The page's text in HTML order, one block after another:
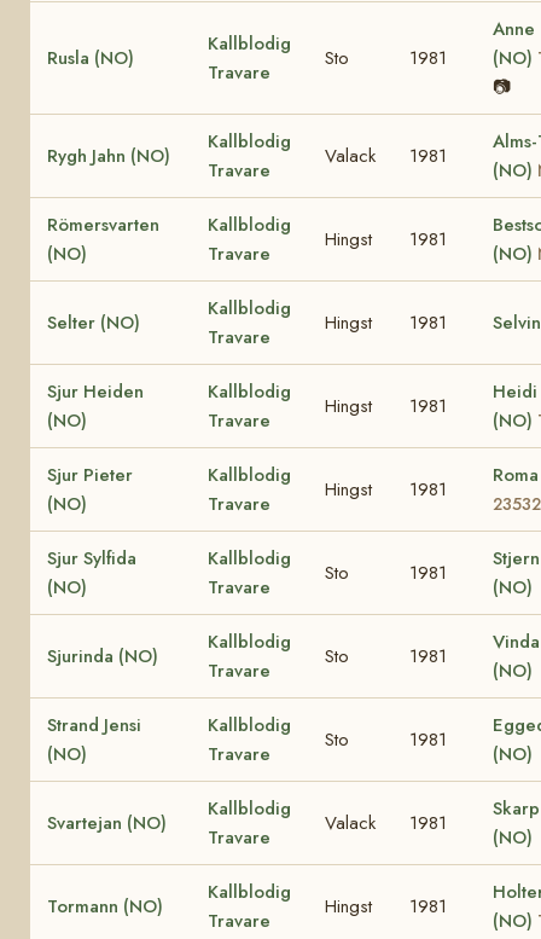
Rusla (NO)
Kallblodig
Travare
Sto 1981
Anne
(NO)
📷
Rygh Jahn (NO)
Kallblodig
Travare
Valack 1981
(NO)
Römersvarten
(NO)
Kallblodig
Travare
Hingst 1981
(NO)
Selter (NO)
Kallblodig
Travare
Hingst 1981
Sjur Heiden
(NO)
Kallblodig
Travare
Hingst 1981
Heidi
(NO)
Sjur Pieter
(NO)
Kallblodig
Travare
Hingst 1981
23532
Sjur Sylfida
(NO)
Kallblodig
Travare
Sto 1981
(NO)
Sjurinda (NO)
Kallblodig
Travare
Sto 1981
(NO)
Strand Jensi
(NO)
Kallblodig
Travare
Sto 1981
(NO)
Svartejan (NO)
Kallblodig
Travare
Valack 1981
(NO)
Tormann (NO)
Kallblodig
Travare
Hingst 1981
(NO)